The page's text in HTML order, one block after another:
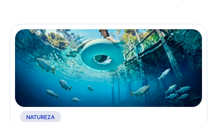
NATUREZA